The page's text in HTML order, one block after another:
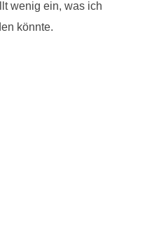
wenig ein, was ich
könnte.